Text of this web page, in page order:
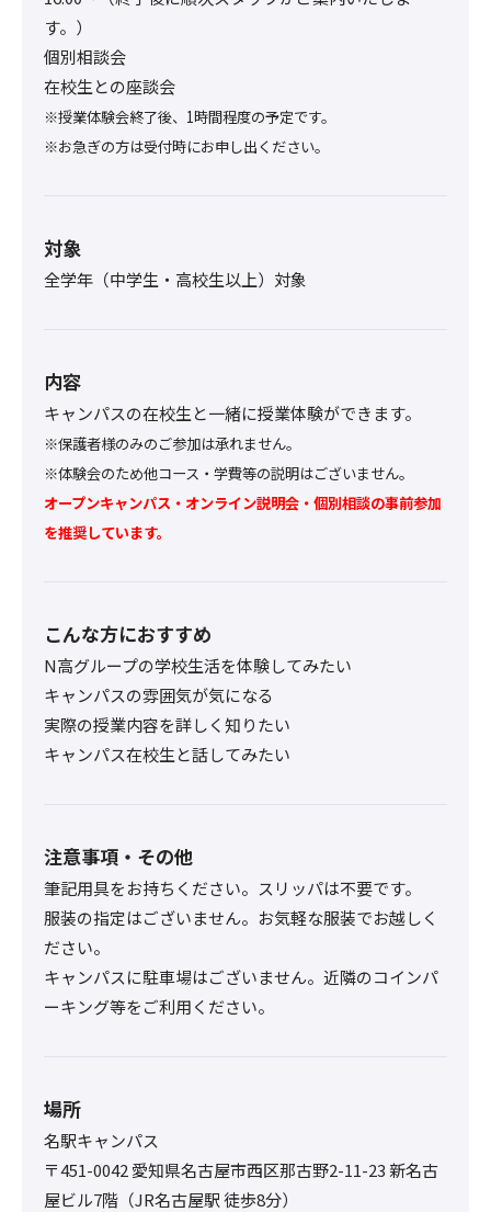
す。）
個別相談会
在校生との座談会
※授業体験会終了後、1時間程度の予定です。
※お急ぎの方は受付時にお申し出ください。
対象
全学年（中学生・高校生以上）対象
内容
キャンパスの在校生と一緒に授業体験ができます。
※保護者様のみのご参加は承れません。
※体験会のため他コース・学費等の説明はございません。
オープンキャンパス・オンライン説明会・個別相談の事前参加
を推奨しています。
こんな方におすすめ
N高グループの学校生活を体験してみたい
キャンパスの雰囲気が気になる
実際の授業内容を詳しく知りたい
キャンパス在校生と話してみたい
注意事項・その他
筆記用具をお持ちください。スリッパは不要です。
服装の指定はございません。お気軽な服装でお越しく
ださい。
キャンパスに駐車場はございません。近隣のコインパ
ーキング等をご利用ください。
場所
名駅キャンパス
〒451-0042 愛知県名古屋市西区那古野2-11-23 新名古
屋ビル7階（JR名古屋駅 徒歩8分）